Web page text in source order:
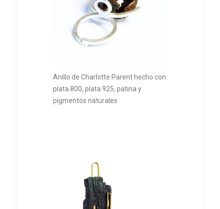
Anillo de Charlotte Parent hecho con
plata 800, plata 925, patina y
pigmentos naturales